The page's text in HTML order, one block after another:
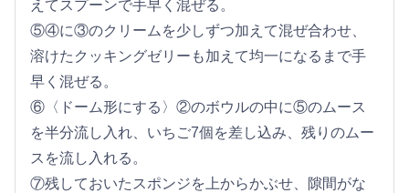
えてスプーンで手早く混ぜる。
⑤④に③のクリームを少しずつ加えて混ぜ合わせ、
溶けたクッキングゼリーも加えて均一になるまで手
早く混ぜる。
⑥〈ドーム形にする〉②のボウルの中に⑤のムース
を半分流し入れ、いちご7個を差し込み、残りのムー
スを流し入れる。
⑦残しておいたスポンジを上からかぶせ、隙間がな